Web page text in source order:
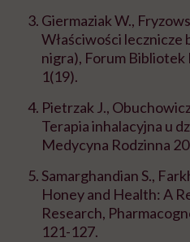
Giermaziak W.,
Właściwości lecznicze
nigra), Forum
1(19).
Pietrzak J.,
Terapia inhalacyjna u
Medycyna Rodzinna
Samarghandian S.,
Honey and Health: A
Research,
121-127.